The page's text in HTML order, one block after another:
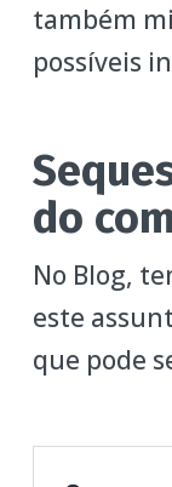
também
possíveis
do
No Blog,
este
que pode